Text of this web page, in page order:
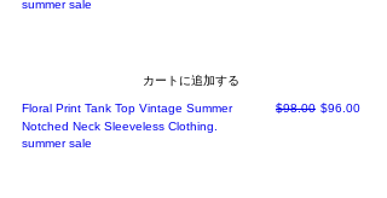
summer sale
カートに追加する
Floral Print Tank Top Vintage Summer
Notched Neck Sleeveless Clothing.
通常価格
$98.00 セール価格
$96.00
summer sale